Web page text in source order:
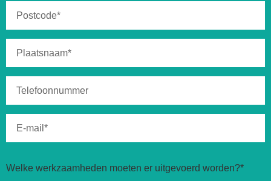
Welke werkzaamheden moeten er uitgevoerd worden?*